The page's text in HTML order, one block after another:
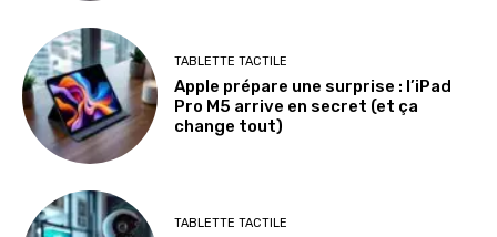
TABLETTE TACTILE
Apple prépare une surprise : l’iPad
Pro M5 arrive en secret (et ça
change tout)
TABLETTE TACTILE